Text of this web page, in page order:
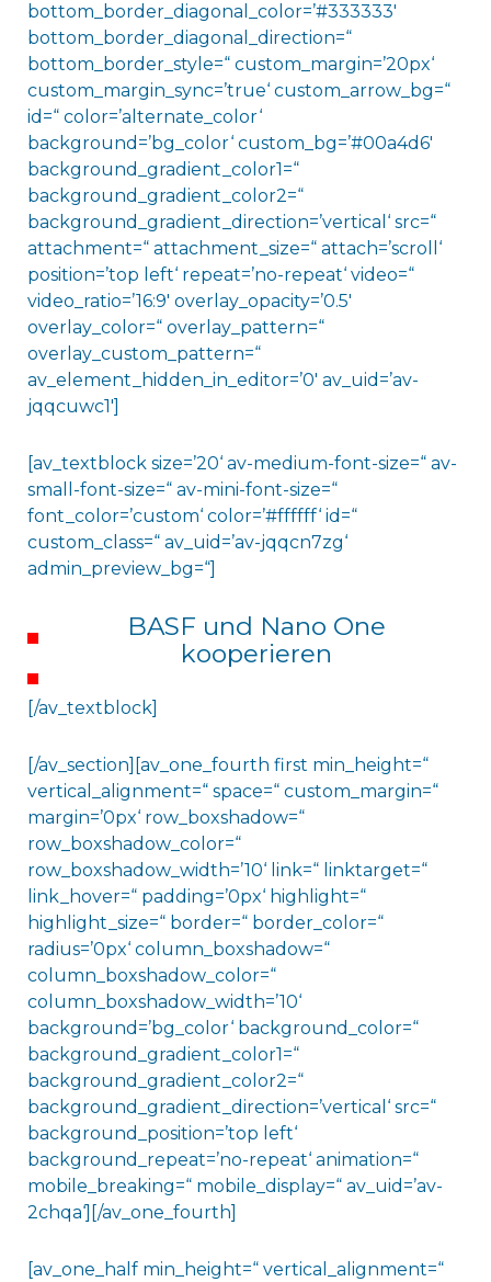
bottom_border_diagonal_color=’#333333′
bottom_border_diagonal_direction=“
bottom_border_style=“ custom_margin=’20px‘
custom_margin_sync=’true‘ custom_arrow_bg=“
id=“ color=’alternate_color‘
background=’bg_color‘ custom_bg=’#00a4d6′
background_gradient_color1=“
background_gradient_color2=“
background_gradient_direction=’vertical‘ src=“
attachment=“ attachment_size=“ attach=’scroll‘
position=’top left‘ repeat=’no-repeat‘ video=“
video_ratio=’16:9′ overlay_opacity=’0.5′
overlay_color=“ overlay_pattern=“
overlay_custom_pattern=“
av_element_hidden_in_editor=’0′ av_uid=’av-
jqqcuwc1′]
[av_textblock size=’20‘ av-medium-font-size=“ av-
small-font-size=“ av-mini-font-size=“
font_color=’custom‘ color=’#ffffff‘ id=“
custom_class=“ av_uid=’av-jqqcn7zg‘
admin_preview_bg=“]
BASF und Nano One
kooperieren
[/av_textblock]
[/av_section][av_one_fourth first min_height=“
vertical_alignment=“ space=“ custom_margin=“
margin=’0px‘ row_boxshadow=“
row_boxshadow_color=“
row_boxshadow_width=’10‘ link=“ linktarget=“
link_hover=“ padding=’0px‘ highlight=“
highlight_size=“ border=“ border_color=“
radius=’0px‘ column_boxshadow=“
column_boxshadow_color=“
column_boxshadow_width=’10‘
background=’bg_color‘ background_color=“
background_gradient_color1=“
background_gradient_color2=“
background_gradient_direction=’vertical‘ src=“
background_position=’top left‘
background_repeat=’no-repeat‘ animation=“
mobile_breaking=“ mobile_display=“ av_uid=’av-
2chqa‘][/av_one_fourth]
[av_one_half min_height=“ vertical_alignment=“